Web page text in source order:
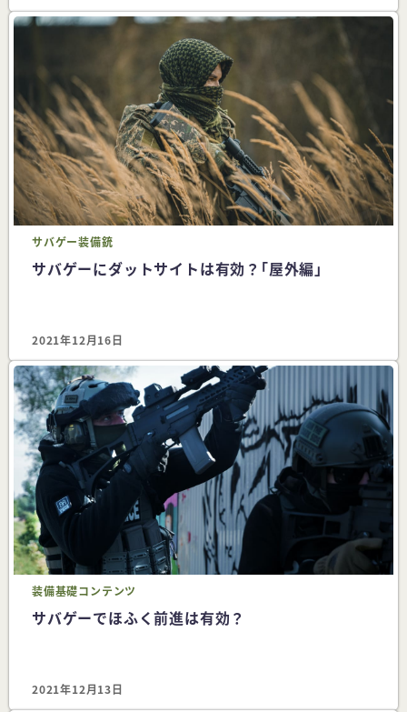
サバゲー装備銃
サバゲーにダットサイトは有効？｢屋外編｣
2021年12月16日
装備基礎コンテンツ
サバゲーでほふく前進は有効？
2021年12月13日